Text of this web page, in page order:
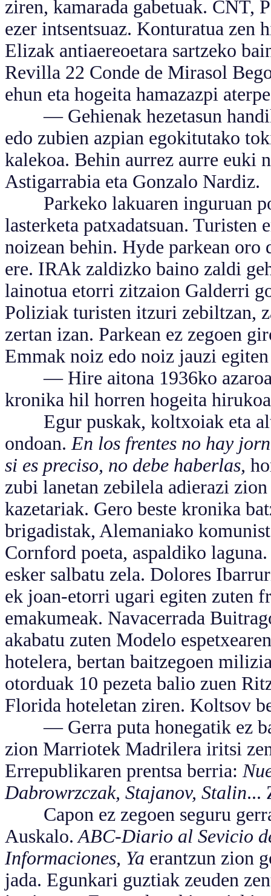
ziren, kamarada gabetuak. CNT,
ezer intsentsuaz. Konturatua zen
Elizak antiaereoetara sartzeko
Revilla 22 Conde de Mirasol
ehun eta hogeita hamazazpi
— Gehienak hezetasun
edo zubien azpian egokitutako
kalekoa. Behin aurrez aurre euki
Astigarrabia eta Gonzalo Nardiz.
Parkeko lakuaren inguruan
lasterketa patxadatsuan. Turisten
noizean behin. Hyde parkean oro
ere. IRAk zaldizko baino zaldi
lainotua etorri zitzaion Galderri
Poliziak turisten itzuri zebiltzan,
zertan izan. Parkean ez zegoen
Emmak noiz edo noiz jauzi
— Hire aitona 1936ko
kronika hil horren hogeita
Egur puskak, koltxoiak eta
ondoan.En los frentes no hay
si es preciso, no debe haberlas,
zubi lanetan zebilela adierazi
kazetariak. Gero beste kronika
brigadistak, Alemaniako
Cornford poeta, aspaldiko
esker salbatu zela. Dolores
ek joan-etorri ugari egiten zuten
emakumeak. Navacerrada
akabatu zuten Modelo
hotelera, bertan baitzegoen
otorduak 10 pezeta balio zuen
Florida hoteletan ziren. Koltsov
— Gerra puta honegatik ez
zion Marriotek Madrilera iritsi
Errepublikaren prentsa berria:
Dabrowrzczak, Stajanov, Stalin...
Capon ez zegoen seguru
Auskalo. ABC-Diario al Sevicio
Informaciones, Ya erantzun zion
jada. Egunkari guztiak zeuden